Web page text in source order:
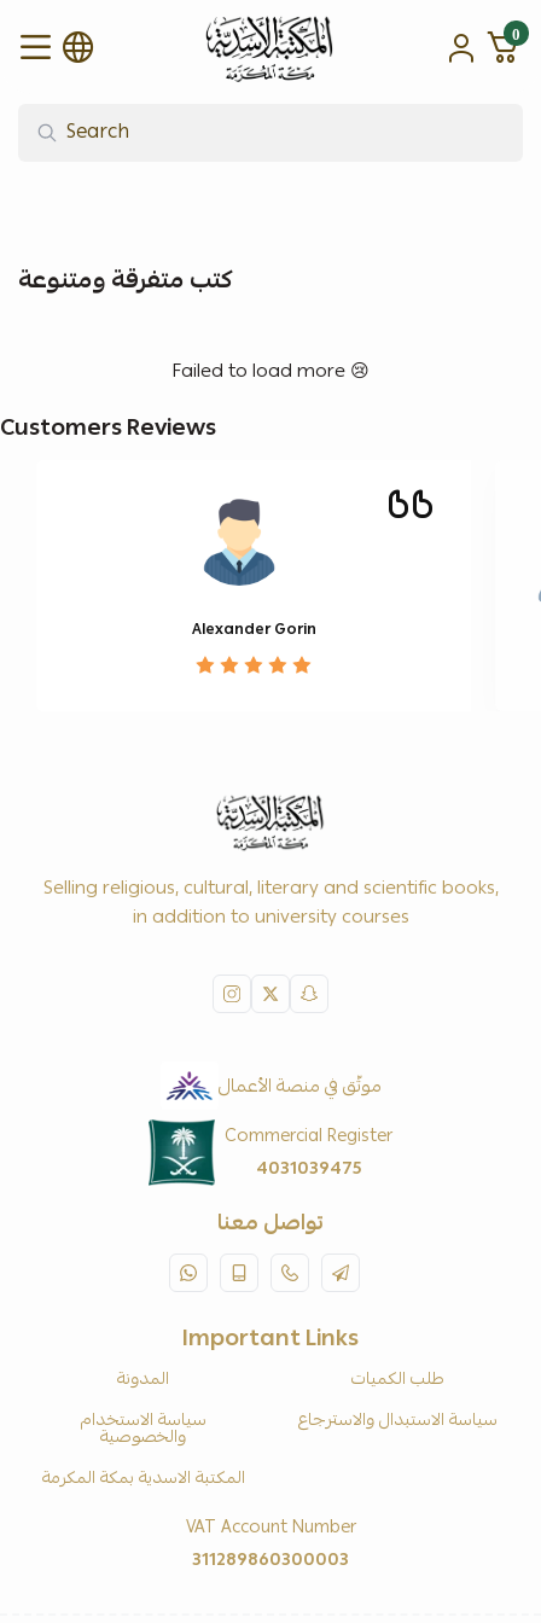
alasadiah
0
كتب متفرقة ومتنوعة
Failed to load more 😢
Customers Reviews
Alexander Gorin
Selling religious, cultural, literary and scientific books,
in addition to university courses
موثّق في منصة الأعمال
Commercial Register
4031039475
تواصل معنا
Important Links
المدونة
طلب الكميات
سياسة الاستخدام
والخصوصية
سياسة الاستبدال والاسترجاع
المكتبة الاسدية بمكة المكرمة
VAT Account Number
311289860300003